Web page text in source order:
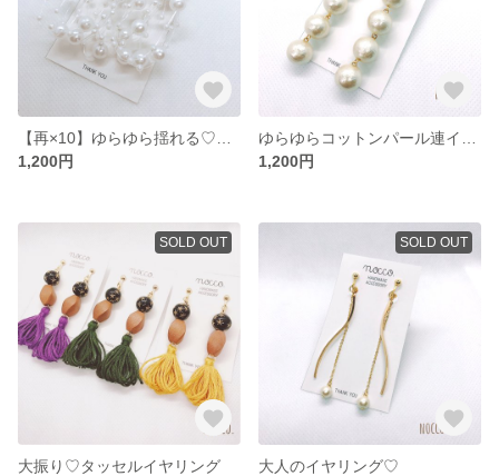
1,200円
1,200円
SOLD OUT
大振り♡タッセルイヤリング
SOLD OUT
大人のイヤリング♡